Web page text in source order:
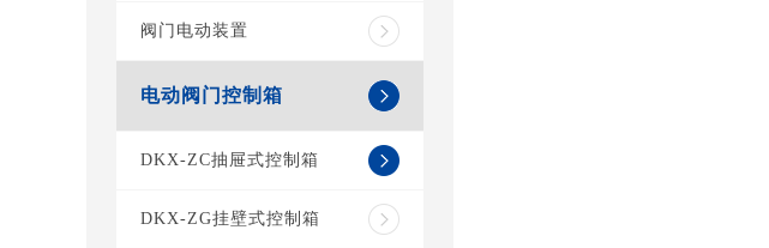
阀门电动装置
电动阀门控制箱
DKX-ZC抽屉式控制箱
DKX-ZG挂壁式控制箱